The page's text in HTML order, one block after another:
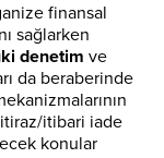
finansal
sağlarken
denetim ve
da beraberinde
itibari iade
konular